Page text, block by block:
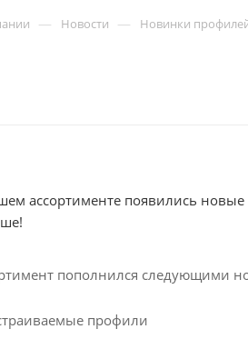
— Новости — Новинки
ассортименте появились
пополнился следующими
профили